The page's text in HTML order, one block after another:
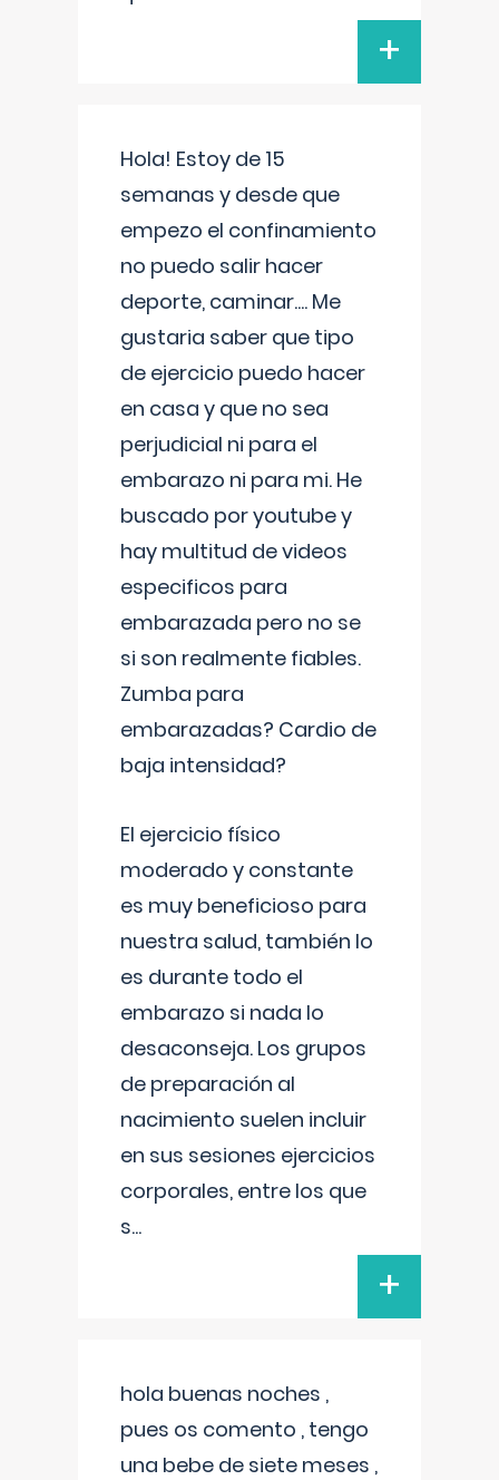
+
Hola! Estoy de 15
semanas y desde que
empezo el confinamiento
no puedo salir hacer
deporte, caminar.... Me
gustaria saber que tipo
de ejercicio puedo hacer
en casa y que no sea
perjudicial ni para el
embarazo ni para mi. He
buscado por youtube y
hay multitud de videos
especificos para
embarazada pero no se
si son realmente fiables.
Zumba para
embarazadas? Cardio de
baja intensidad?
El ejercicio físico
moderado y constante
es muy beneficioso para
nuestra salud, también lo
es durante todo el
embarazo si nada lo
desaconseja. Los grupos
de preparación al
nacimiento suelen incluir
en sus sesiones ejercicios
corporales, entre los que
s...
+
hola buenas noches ,
pues os comento , tengo
una bebe de siete meses ,